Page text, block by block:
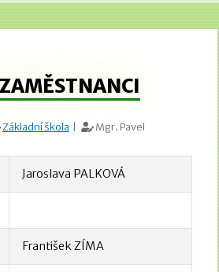
Základní škola
Mgr. Pavel
Jaroslava PALKOVÁ
František ZÍMA